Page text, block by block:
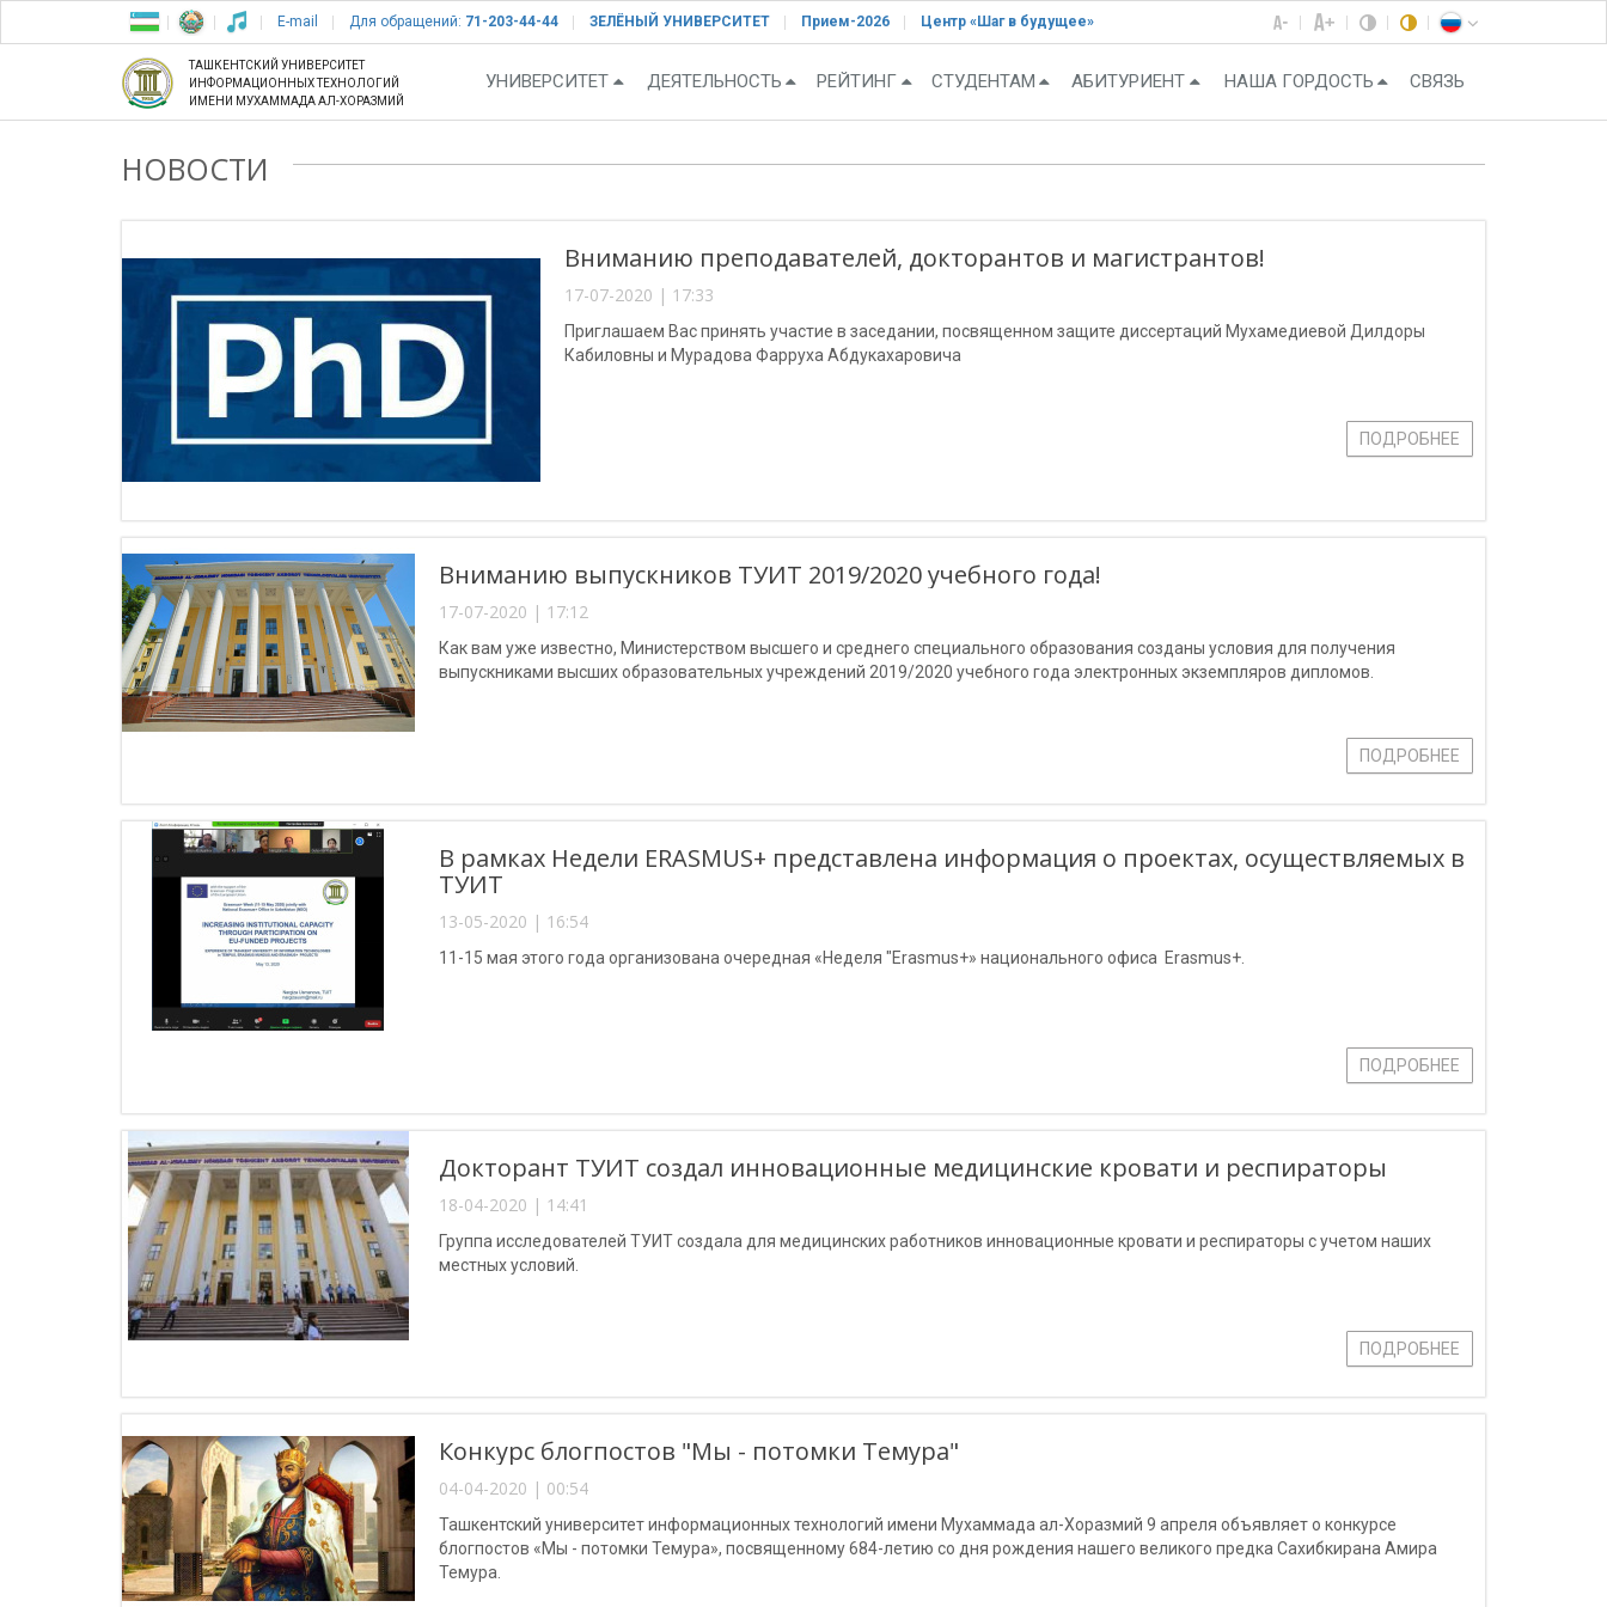
E-mail Для обращений: 71-203-44-44 ЗЕЛЁНЫЙ УНИВЕРСИТЕТ Прием-2026 Центр «Шаг в будущее»
ТАШКЕНТСКИЙ УНИВЕРСИТЕТ
ИНФОРМАЦИОННЫХ ТЕХНОЛОГИЙ
ИМЕНИ МУХАММАДА АЛ-ХОРАЗМИЙ
УНИВЕРСИТЕТ ДЕЯТЕЛЬНОСТЬ РЕЙТИНГ СТУДЕНТАМ АБИТУРИЕНТ НАША ГОРДОСТЬ СВЯЗЬ
НОВОСТИ
Вниманию преподавателей, докторантов и магистрантов!
17-07-2020 | 17:33
Приглашаем Вас принять участие в заседании, посвященном защите диссертаций Мухамедиевой Дилдоры
Кабиловны и Мурадова Фарруха Абдукахаровича
ПОДРОБНЕЕ
Вниманию выпускников ТУИТ 2019/2020 учебного года!
17-07-2020 | 17:12
Как вам уже известно, Министерством высшего и среднего специального образования созданы условия для получения
выпускниками высших образовательных учреждений 2019/2020 учебного года электронных экземпляров дипломов.
ПОДРОБНЕЕ
В рамках Недели ERASMUS+ представлена информация о проектах, осуществляемых в
ТУИТ
13-05-2020 | 16:54
11-15 мая этого года организована очередная «Неделя "Erasmus+» национального офиса Erasmus+.
ПОДРОБНЕЕ
Докторант ТУИТ создал инновационные медицинские кровати и респираторы
18-04-2020 | 14:41
Группа исследователей ТУИТ создала для медицинских работников инновационные кровати и респираторы с учетом наших
местных условий.
ПОДРОБНЕЕ
Конкурс блогпостов "Мы - потомки Темура"
04-04-2020 | 00:54
Ташкентский университет информационных технологий имени Мухаммада ал-Хоразмий 9 апреля объявляет о конкурсе
блогпостов «Мы - потомки Темура», посвященному 684-летию со дня рождения нашего великого предка Сахибкирана Амира
Темура.